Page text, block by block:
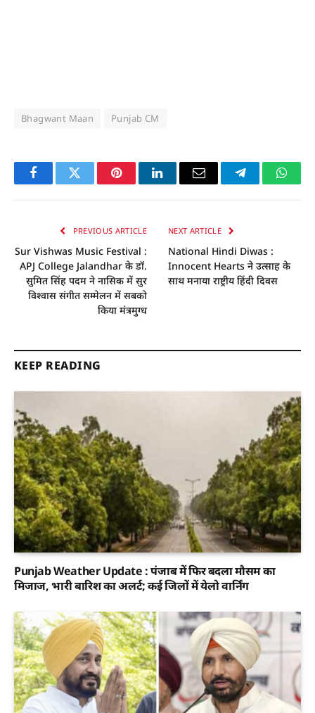
Bhagwant Maan Punjab CM
FacebookTwitter PinterestLinkedInEmail Telegram
PREVIOUS ARTICLE
Sur Vishwas Music Festival :
APJ College Jalandhar के डॉ.
सुमित सिंह पदम ने नासिक में सुर
विश्वास संगीत सम्मेलन में सबको
किया मंत्रमुग्ध
NEXT ARTICLE
National Hindi Diwas :
Innocent Hearts ने उत्साह के
साथ मनाया राष्ट्रीय हिंदी दिवस
KEEP READING
Punjab Weather Update : पंजाब में फिर बदला मौसम का
मिजाज, भारी बारिश का अलर्ट; कई जिलों में येलो वार्निंग